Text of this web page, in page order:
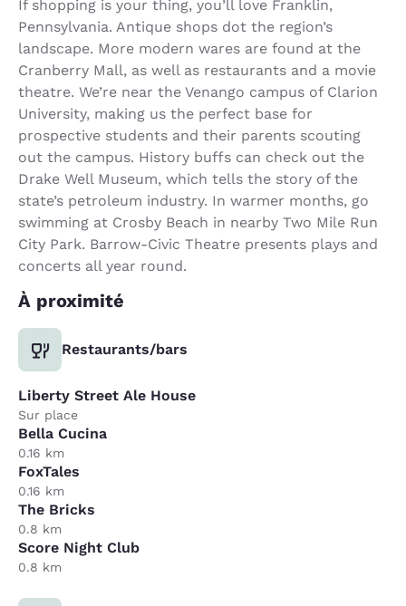
If shopping is your thing, you’ll love Franklin,
Pennsylvania. Antique shops dot the region’s
landscape. More modern wares are found at the
Cranberry Mall, as well as restaurants and a movie
theatre. We’re near the Venango campus of Clarion
University, making us the perfect base for
prospective students and their parents scouting
out the campus. History buffs can check out the
Drake Well Museum, which tells the story of the
state’s petroleum industry. In warmer months, go
swimming at Crosby Beach in nearby Two Mile Run
City Park. Barrow-Civic Theatre presents plays and
concerts all year round.
À proximité
Restaurants/bars
Liberty Street Ale House
Sur place
Bella Cucina
0.16 km
FoxTales
0.16 km
The Bricks
0.8 km
Score Night Club
0.8 km